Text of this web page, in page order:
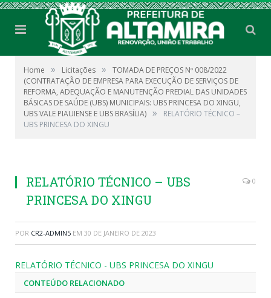
Home » Licitações »
TOMADA DE PREÇOS Nº 008/2022
(CONTRATAÇÃO DE EMPRESA PARA EXECUÇÃO DE SERVIÇOS DE
REFORMA, ADEQUAÇÃO E MANUTENÇÃO PREDIAL DAS UNIDADES
BÁSICAS DE SAÚDE (UBS) MUNICIPAIS: UBS PRINCESA DO XINGU,
UBS VALE PIAUIENSE E UBS BRASÍLIA) »
RELATÓRIO TÉCNICO –
UBS PRINCESA DO XINGU
RELATÓRIO TÉCNICO – UBS
PRINCESA DO XINGU
0
POR CR2-ADMIN5 EM 30 DE JANEIRO DE 2023
RELATÓRIO TÉCNICO - UBS PRINCESA DO XINGU
CONTEÚDO RELACIONADO